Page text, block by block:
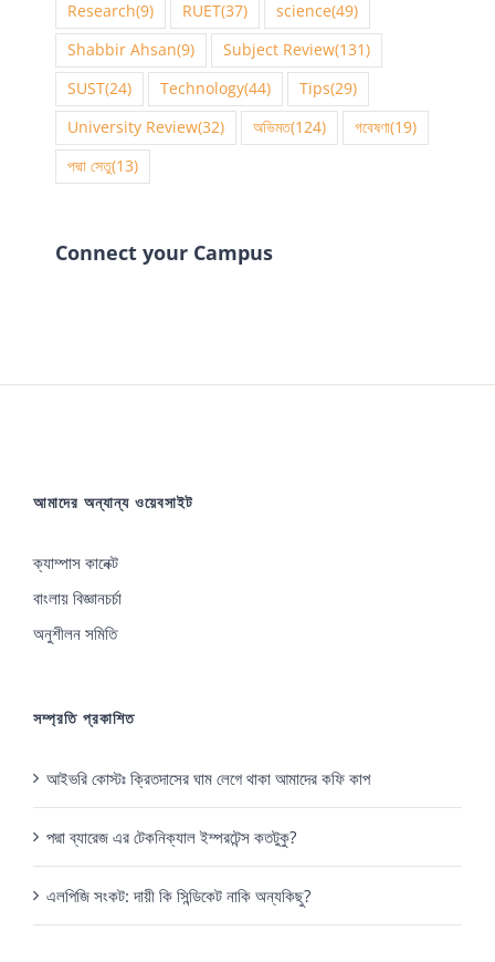
Research(9) RUET(37) science(49)
Shabbir Ahsan(9) Subject Review(131)
SUST(24) Technology(44) Tips(29)
University Review(32) অভিমত(124) গবেষণা(19)
পদ্মা সেতু(13)
Connect your Campus
আমাদের অন্যান্য ওয়েবসাইট
ক্যাম্পাস কানেক্ট
বাংলায় বিজ্ঞানচর্চা
অনুশীলন সমিতি
সম্প্রতি প্রকাশিত
আইভরি কোস্টঃ ক্রিতদাসের ঘাম লেগে থাকা আমাদের কফি কাপ
পদ্মা ব্যারেজ এর টেকনিক্যাল ইম্পরটেন্স কতটুকু?
এলপিজি সংকট: দায়ী কি সিন্ডিকেট নাকি অন্যকিছু?